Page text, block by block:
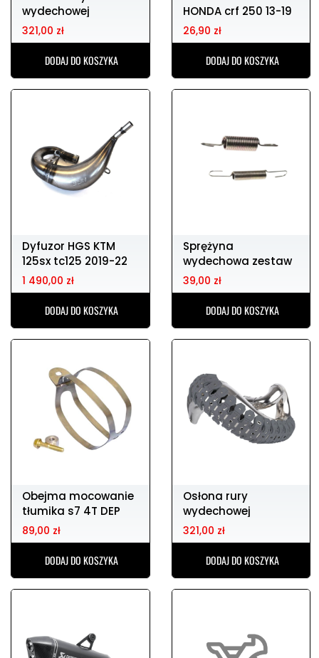
wydechowej
POLISPORT
321,00 zł
DODAJ DO KOSZYKA
HONDA crf 250 13-19
/ 450 02-19
26,90 zł
DODAJ DO KOSZYKA
Dyfuzor HGS KTM
125sx tc125 2019-22
1 490,00 zł
DODAJ DO KOSZYKA
Sprężyna
wydechowa zestaw
DIRTY PIG 60mm
39,00 zł
DODAJ DO KOSZYKA
Obejma mocowanie
tłumika s7 4T DEP
typ c8o
89,00 zł
DODAJ DO KOSZYKA
Osłona rury
wydechowej
POLISPORT
321,00 zł
DODAJ DO KOSZYKA